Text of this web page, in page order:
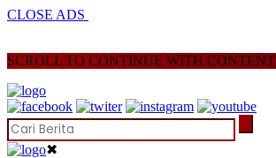
CLOSE ADS
SCROLL TO CONTINUE WITH CONTENT
✖